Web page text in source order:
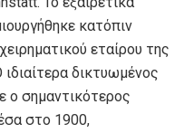
κατόπιν
εταίρου της
δικτυωμένος
ο σημαντικότερος
στο 1900,